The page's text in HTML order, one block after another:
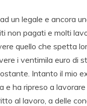
un legale e ancora
non pagati e molti
quello che spetta
i ventimila euro di
Intanto il mio
e ha ripreso a
al lavoro, a delle